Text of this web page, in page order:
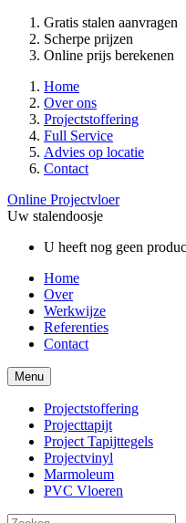
Gratis stalen aanvragen
Scherpe prijzen
Online prijs berekenen
Home
Over ons
Projectstoffering
Full Service
Advies op locatie
Contact
Online Projectvloer
Uw stalendoosje
U heeft nog geen
Home
Over
Werkwijze
Referenties
Contact
Menu
Projectstoffering
Projecttapijt
Project Tapijttegels
Projectvinyl
Marmoleum
PVC Vloeren